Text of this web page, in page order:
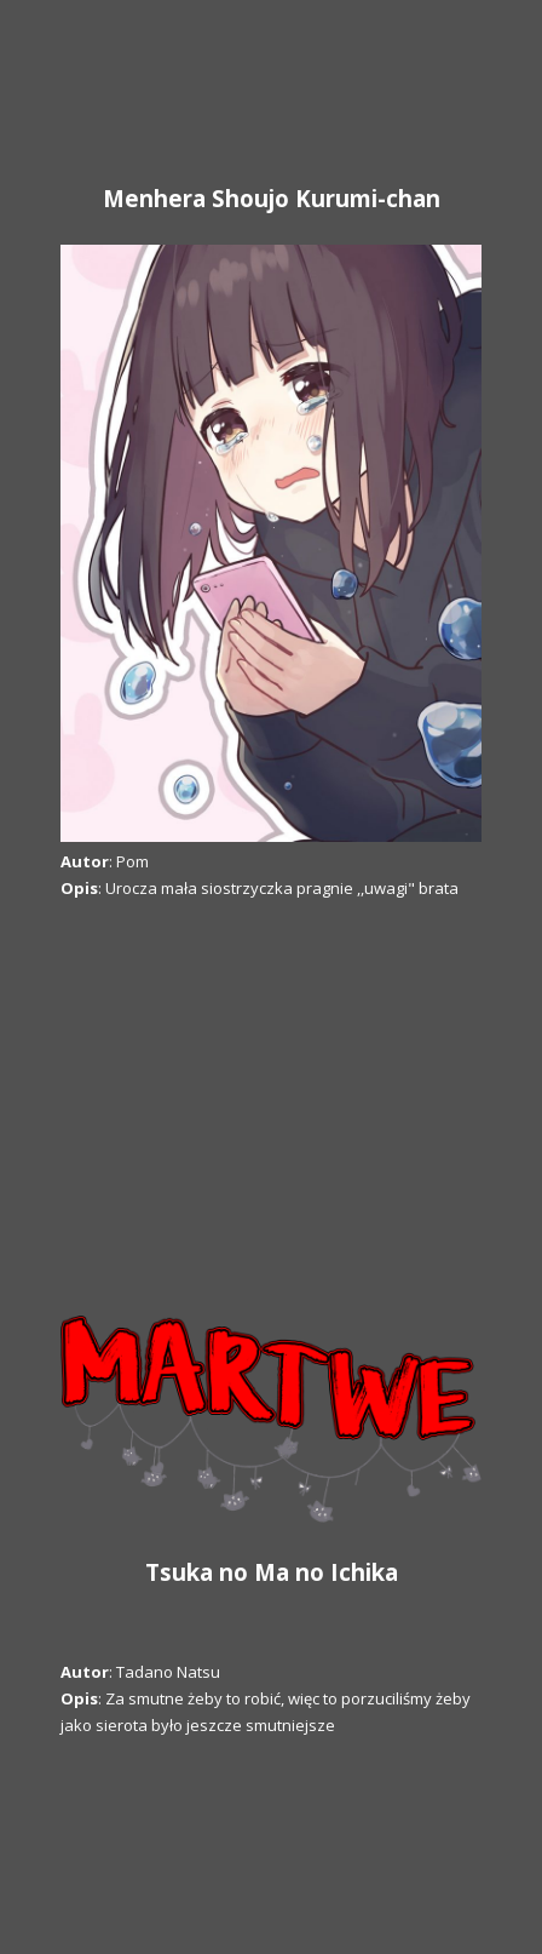
Menhera Shoujo Kurumi-chan
Autor: Pom
Opis: Urocza mała siostrzyczka pragnie ,,uwagi" brata
Tsuka no Ma no Ichika
Autor: Tadano Natsu
Opis: Za smutne żeby to robić, więc to porzuciliśmy żeby
jako sierota było jeszcze smutniejsze